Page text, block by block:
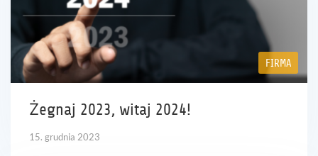
FIRMA
Żegnaj 2023, witaj 2024!
15. grudnia 2023